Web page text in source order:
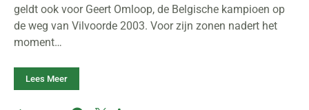
geldt ook voor Geert Omloop, de Belgische kampioen op
de weg van Vilvoorde 2003. Voor zijn zonen nadert het
moment…
Lees Meer